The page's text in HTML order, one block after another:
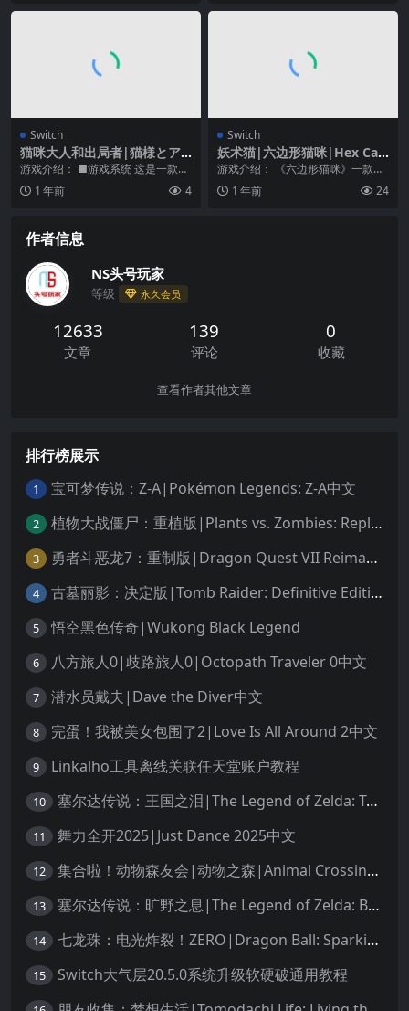
Switch
猫咪大人和出局者|猫様とア
ウトローズ
游戏介绍： ■游戏系统 这是一款逃
脱游戏（解谜冒险游戏）。 ※需要
用光标选择屏幕...
1 年前 4
Switch
妖术猫|六边形猫咪|Hex Cat
s
游戏介绍： 《六边形猫咪》一款迷
人的六边形益智游戏——充满了可
爱的小猫、优美的音...
1 年前 24
作者信息
NS头号玩家
等级 永久会员
12633
文章
139
评论
0
收藏
查看作者其他文章
排行榜展示
1 宝可梦传说：Z-A|Pokémon Legends: Z-A中文
2 植物大战僵尸：重植版|Plants vs. Zombies: Replanted中文
3 勇者斗恶龙7：重制版|Dragon Quest VII Reimagined中文
4 古墓丽影：决定版|Tomb Raider: Definitive Edition中文
5 悟空黑色传奇|Wukong Black Legend
6 八方旅人0|歧路旅人0|Octopath Traveler 0中文
7 潜水员戴夫|Dave the Diver中文
8 完蛋！我被美女包围了2|Love Is All Around 2中文
9 Linkalho工具离线关联任天堂账户教程
10 塞尔达传说：王国之泪|The Legend of Zelda: Tears of the Kingdom中文
11 舞力全开2025|Just Dance 2025中文
12 集合啦！动物森友会|动物之森|Animal Crossing: New Horizons中文
13 塞尔达传说：旷野之息|The Legend of Zelda: Breath of the Wild中文
14 七龙珠：电光炸裂！ZERO|Dragon Ball: Sparking! Zero中文
15 Switch大气层20.5.0系统升级软硬破通用教程